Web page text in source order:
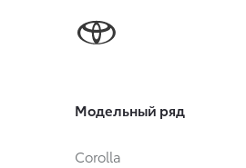
Модельный ряд
Corolla